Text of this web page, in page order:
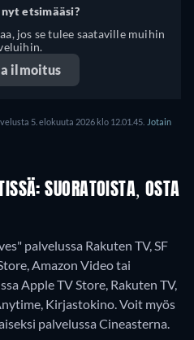
etsimääsi?
jos se tulee saataville muihin
ilmoitus
5. elokuuta 2026 klo 12.01.45. Jotain
SUORATOISTA, OSTA
palvelussa Rakuten TV, SF
Amazon Video tai
Apple TV Store, Rakuten TV,
Kirjastokino.Voit myös
palvelussa Cineasterna.